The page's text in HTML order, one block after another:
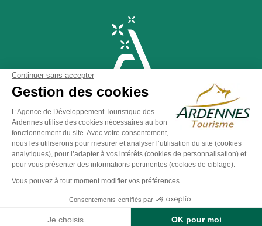
Plan du site - Politique de confidentialité Mentions légales -
Éditer mes cookies -
Made with byIRIS Interactive
Ce site est protégé par reCAPTCHA. Les
confidentialitéet lesconditions d'utilisation